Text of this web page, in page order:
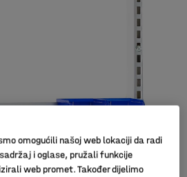
omogućili našoj web lokaciji da radi
i oglase, pružali funkcije
web promet. Također dijelimo